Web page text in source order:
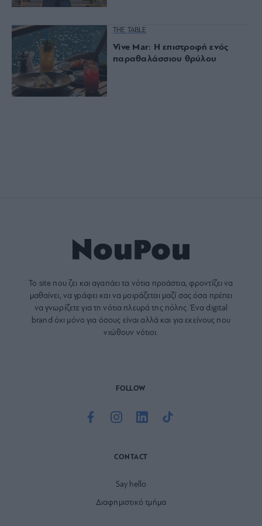
THE TABLE
Vive Mar: Η επιστροφή ενός
παραθαλάσσιου θρύλου
Το site που ζει και αγαπάει τα νότια προάστια, φροντίζει να
μαθαίνει, να γράφει και να μοιράζεται μαζί σας όσα πρέπει
να γνωρίζετε για τη νότια πλευρά της πόλης. Ένα digital
brand όχι μόνο για όσους είναι αλλά και για εκείνους που
νιώθουν νότιοι.
FOLLOW
CONTACT
Say hello
Διαφημιστικό τμήμα